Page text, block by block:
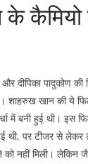
कैमियो
दीपिका पादुकोण की
शाहरुख खान की ये
में बनी हुई थी। इस
थी, पर टीजर से
नहीं मिली। लेकिन